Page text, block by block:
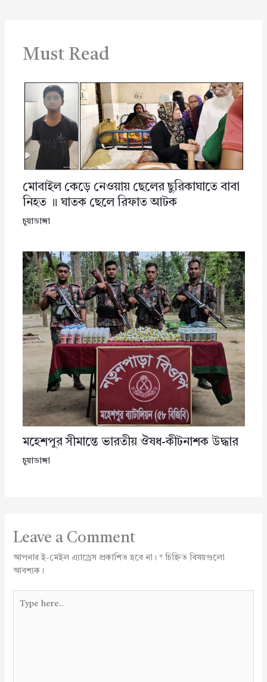
Must Read
মোবাইল কেড়ে নেওয়ায় ছেলের ছুরিকাঘাতে বাবা
নিহত ॥ ঘাতক ছেলে রিফাত আটক
চুয়াডাঙ্গা
মহেশপুর সীমান্তে ভারতীয় ঔষধ-কীটনাশক উদ্ধার
চুয়াডাঙ্গা
Leave a Comment
আপনার ই-মেইল এ্যাড্রেস প্রকাশিত হবে না। *চিহ্নিত বিষয়গুলো
আবশ্যক।
here..